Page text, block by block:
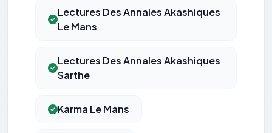
Lectures Des Annales Akashiques
Le Mans
Lectures Des Annales Akashiques
Sarthe
Karma Le Mans